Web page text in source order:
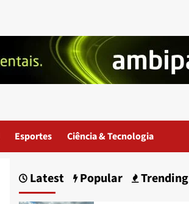
Esportes Ciência & Tecnologia
Latest Popular Trending